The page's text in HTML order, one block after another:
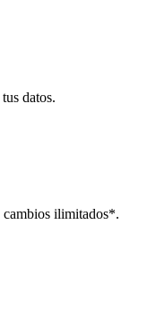
datos.
cambios ilimitados*.